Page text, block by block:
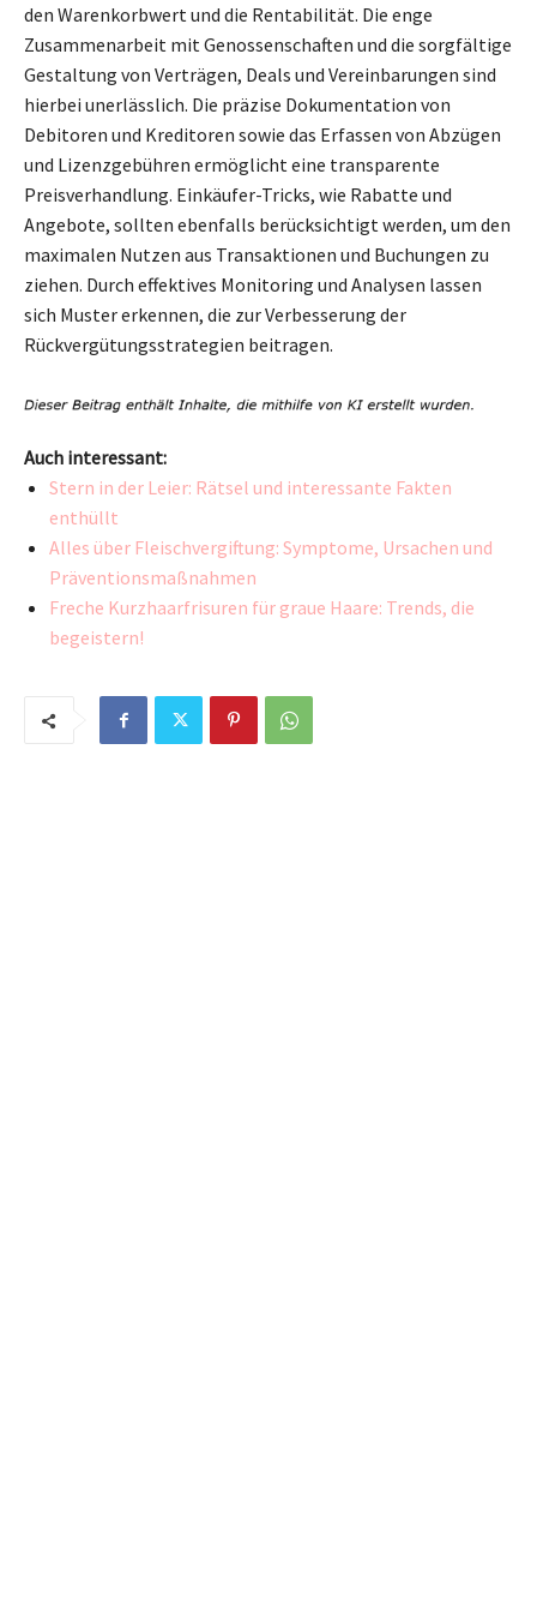
den Warenkorbwert und die Rentabilität. Die enge
Zusammenarbeit mit Genossenschaften und die sorgfältige
Gestaltung von Verträgen, Deals und Vereinbarungen sind
hierbei unerlässlich. Die präzise Dokumentation von
Debitoren und Kreditoren sowie das Erfassen von Abzügen
und Lizenzgebühren ermöglicht eine transparente
Preisverhandlung. Einkäufer-Tricks, wie Rabatte und
Angebote, sollten ebenfalls berücksichtigt werden, um den
maximalen Nutzen aus Transaktionen und Buchungen zu
ziehen. Durch effektives Monitoring und Analysen lassen
sich Muster erkennen, die zur Verbesserung der
Rückvergütungsstrategien beitragen.
Auch interessant:
Stern in der Leier: Rätsel und interessante Fakten
enthüllt
Alles über Fleischvergiftung: Symptome, Ursachen und
Präventionsmaßnahmen
Freche Kurzhaarfrisuren für graue Haare: Trends, die
begeistern!